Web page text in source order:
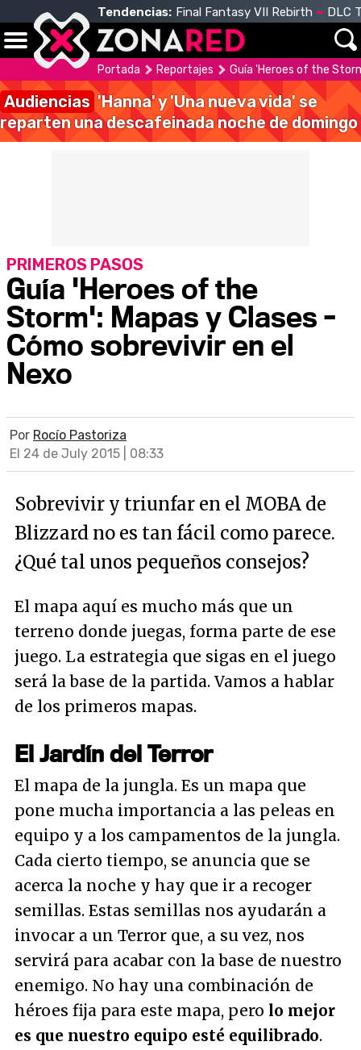
Tendencias: Final Fantasy VII Rebirth DLC
Portada Reportajes Guía 'Heroes of the
Audiencias 'Hanna' y 'Una nueva vida' se
reparten una descafeinada noche de domingo
Guía 'Heroes of the
Storm': Mapas y Clases -
Cómo sobrevivir en el
Nexo
PRIMEROS PASOS
Por Rocío Pastoriza
El 24 de July 2015 | 08:33
Sobrevivir y triunfar en el MOBA de
Blizzard no es tan fácil como parece.
¿Qué tal unos pequeños consejos?
El mapa aquí es mucho más que un
terreno donde juegas, forma parte de ese
juego. La estrategia que sigas en el juego
será la base de la partida. Vamos a hablar
de los primeros mapas.
El Jardín del Terror
El mapa de la jungla. Es un mapa que
pone mucha importancia a las peleas en
equipo y a los campamentos de la jungla.
Cada cierto tiempo, se anuncia que se
acerca la noche y hay que ir a recoger
semillas. Estas semillas nos ayudarán a
invocar a un Terror que, a su vez, nos
servirá para acabar con la base de nuestro
enemigo. No hay una combinación de
héroes fija para este mapa, pero lo mejor
es que nuestro equipo esté equilibrado.